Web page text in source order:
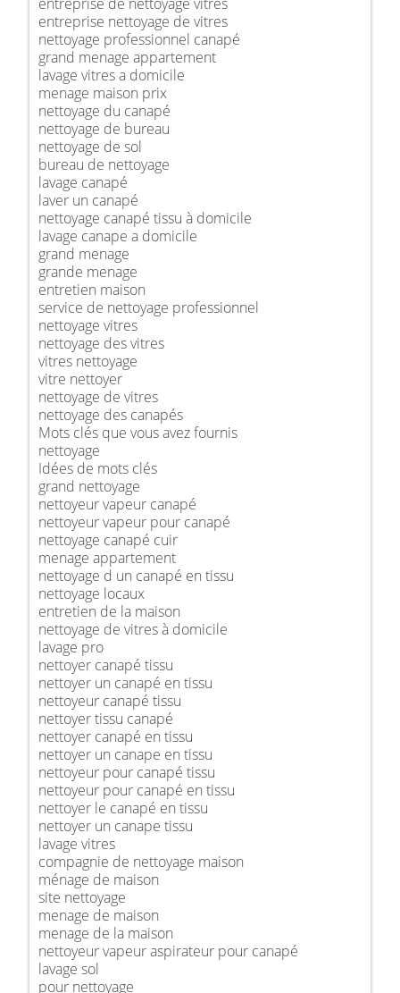
entreprise nettoyage de vitres
nettoyage professionnel canapé
grand menage appartement
lavage vitres a domicile
menage maison prix
nettoyage du canapé
nettoyage de bureau
nettoyage de sol
bureau de nettoyage
lavage canapé
laver un canapé
nettoyage canapé tissu à domicile
lavage canape a domicile
grand menage
grande menage
entretien maison
service de nettoyage professionnel
nettoyage vitres
nettoyage des vitres
vitres nettoyage
vitre nettoyer
nettoyage de vitres
nettoyage des canapés
Mots clés que vous avez fournis
nettoyage
Idées de mots clés
grand nettoyage
nettoyeur vapeur canapé
nettoyeur vapeur pour canapé
nettoyage canapé cuir
menage appartement
nettoyage d un canapé en tissu
nettoyage locaux
entretien de la maison
nettoyage de vitres à domicile
lavage pro
nettoyer canapé tissu
nettoyer un canapé en tissu
nettoyeur canapé tissu
nettoyer tissu canapé
nettoyer canapé en tissu
nettoyer un canape en tissu
nettoyeur pour canapé tissu
nettoyeur pour canapé en tissu
nettoyer le canapé en tissu
nettoyer un canape tissu
lavage vitres
compagnie de nettoyage maison
ménage de maison
site nettoyage
menage de maison
menage de la maison
nettoyeur vapeur aspirateur pour canapé
lavage sol
pour nettoyage